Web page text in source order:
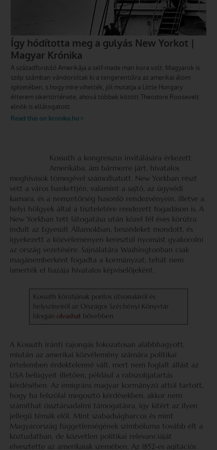
Kossuth a kongresszus invitálására érkezett
Amerikába, ám bármerre járt, hivatalos
meghívások tömegével számolhatott. New Yorkban részt
vett a város bankettjén, valamint a sajtó, az ügyvédi
kamara, és a nemzetőrség hasonló rendezvényein, illetve a
helyi hölgyek által a tiszteletére rendezett fogadáson is. A
New Yorkban tett látogatása után közel fél éves körútra
indult az Egyesült Államokban, beszédeket mondott, és
igyekezett a közvéleményen keresztül nyomást gyakorolni
az ország vezetésére. Sajnálatára Washingtonban csak
magánemberként fogadta a kormányzat, tehát nem
ismerték el hazája hivatalos képviselőjeként.
Kossuth körútjának pontos útvonaláról és
helyszíneiről az Országos Széchényi Könyvtár
blogján olvashatbővebben.
A Kossuth iránti rajongás fokozatosan alábbhagyott,
miután az amerikai közvélemény számára politikai
értelemben érdektelenné vált, mert nem foglalt állást az
USA belügyeit illetően, például a rabszolgatartás
kérdésében. Az emigráns magyar kormányzó attól tartott,
hogy ha felszólal megosztó kérdésekben, akkor nem
számíthat össztársadalmi támogatásra, így kitért az ilyen
jellegű témák elől. Mint szabadságharcos és mint
Magyarország függetlenségének szimbóluma tovább élt a
köztudatban, de közvetlen politikai relevanciáját
elvesztette az amerikaiak szemében. Az 1852-es agitációs